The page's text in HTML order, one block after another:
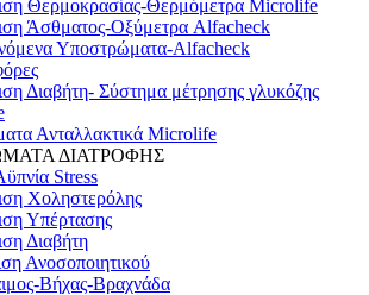
Θερμοκρασίας-Θερμόμετρα Microlife
Άσθματος-Οξύμετρα Alfacheck
Υποστρώματα-Alfacheck
Διαβήτη- Σύστημα μέτρησης γλυκόζης
Ανταλλακτικά Microlife
ΔΙΑΤΡΟΦΗΣ
Stress
Χοληστερόλης
Υπέρτασης
Διαβήτη
Ανοσοποιητικού
Βήχας-Βραχνάδα